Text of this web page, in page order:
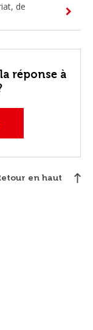
de
réponse à
en haut